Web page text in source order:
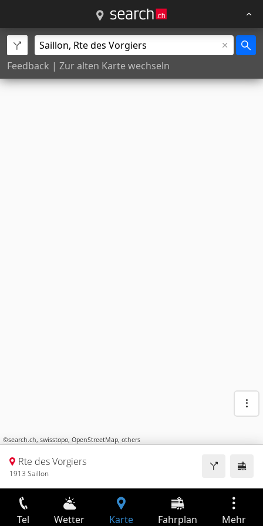
Feedback | Zur alten Karte wechseln
©search.ch, swisstopo, OpenStreetMap, others
Rte des Vorgiers
1913 Saillon
Tel Wetter Karte Fahrplan Mehr